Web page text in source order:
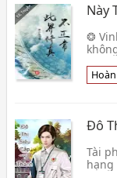
Này
❂
liền
Đô
Tài
hạng